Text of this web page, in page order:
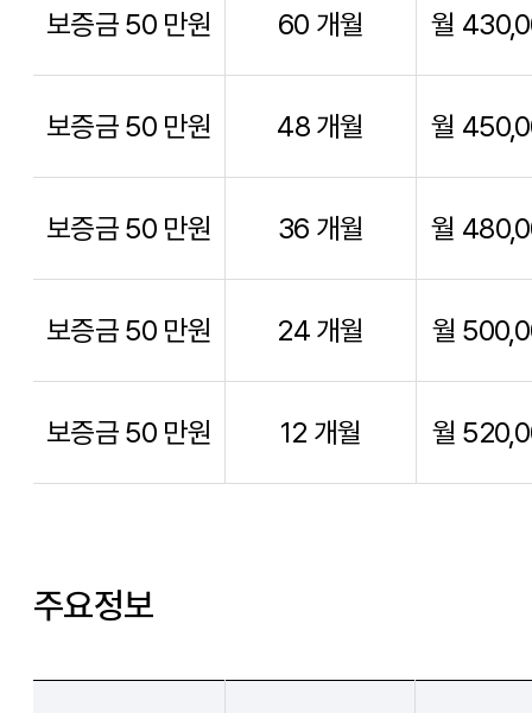
보증금 50 만원 60 개월 월
보증금 50 만원 48 개월 월
보증금 50 만원 36 개월 월
보증금 50 만원 24 개월 월
보증금 50 만원 12 개월 월
주요정보